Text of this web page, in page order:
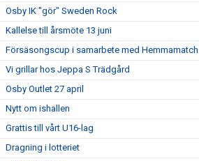
Osby IK "gör" Sweden Rock
Kallelse till årsmöte 13 juni
Försäsongscup i samarbete med
Vi grillar hos Jeppa S Trädgård
Osby Outlet 27 april
Nytt om ishallen
Grattis till vårt U16-lag
Dragning i lotteriet